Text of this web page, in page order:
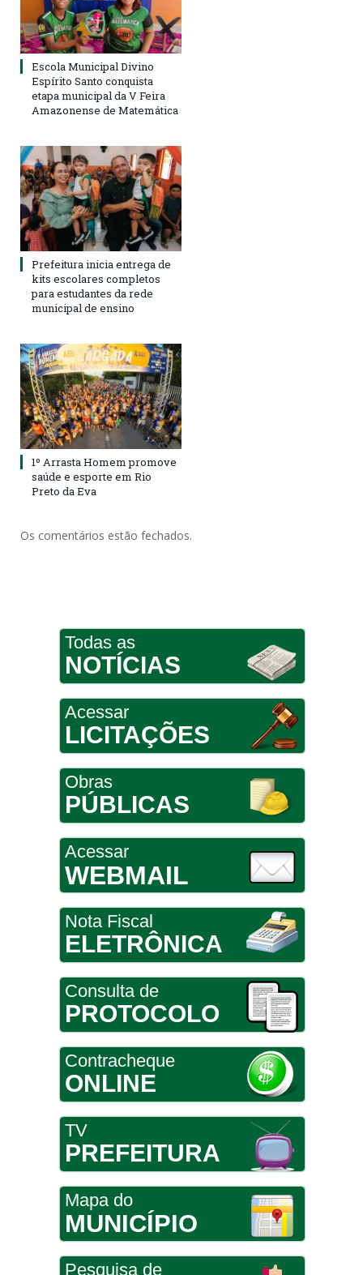
Escola Municipal Divino
Espírito Santo conquista
etapa municipal da V Feira
Amazonense de Matemática
Prefeitura inicia entrega de
kits escolares completos
para estudantes da rede
municipal de ensino
1º Arrasta Homem promove
saúde e esporte em Rio
Preto da Eva
Os comentários estão fechados.
Todas as
NOTÍCIAS
Acessar
LICITAÇÕES
Obras
PÚBLICAS
Acessar
WEBMAIL
Nota Fiscal
ELETRÔNICA
Consulta de
PROTOCOLO
Contracheque
ONLINE
TV
PREFEITURA
Mapa do
MUNICÍPIO
Pesquisa de